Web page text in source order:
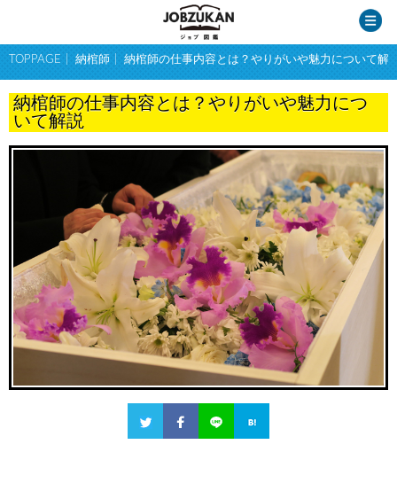
TOPPAGE 納棺師 納棺師の仕事内容とは？やりがいや魅力について解
納棺師の仕事内容とは？やりがいや魅力につ
いて解説